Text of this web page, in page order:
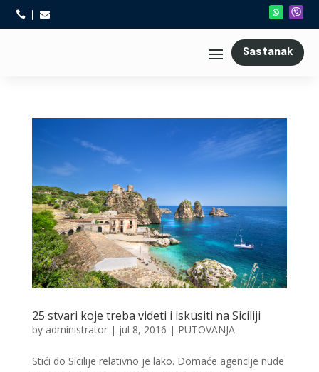
 
Sastanak
25 stvari koje treba videti i iskusiti na Siciliji
by administrator| jul 8, 2016 | PUTOVANJA
Stići do Sicilije relativno je lako. Domaće agencije nude